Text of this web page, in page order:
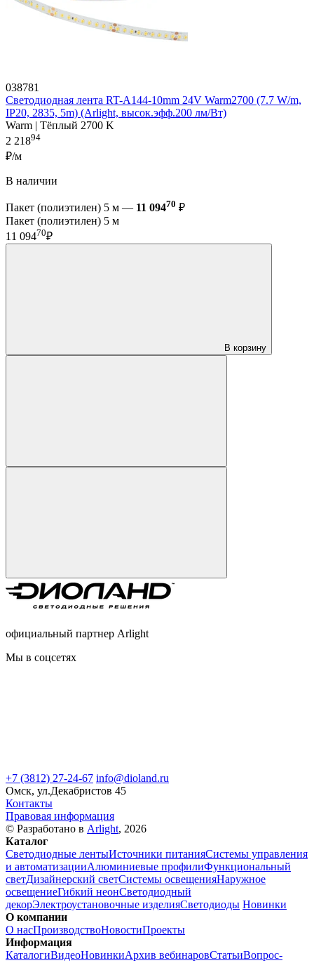
038781
Светодиодная лента RT-A144-10mm 24V Warm2700 (7.7 W/m,
IP20, 2835, 5m) (Arlight, высок.эфф.200 лм/Вт)
Warm | Тёплый 2700 K
2 21894
₽/м
В наличии
Пакет (полиэтилен) 5 м — 11 09470 ₽
Пакет (полиэтилен) 5 м
11 09470₽
В корзину
официальный партнер Arlight
Мы в соцсетях
+7 (3812) 27-24-67 info@dioland.ru
Омск, ул.Декабристов 45
Контакты
Правовая информация
© Разработано в Arlight, 2026
Каталог
Светодиодные лентыИсточники питанияСистемы управления
и автоматизацииАлюминиевые профилиФункциональный
светДизайнерский светСистемы освещенияНаружное
освещениеГибкий неонСветодиодный
декорЭлектроустановочные изделияСветодиоды Новинки
О компании
О насПроизводствоНовостиПроекты
Информация
КаталогиВидеоНовинкиАрхив вебинаровСтатьиВопрос-